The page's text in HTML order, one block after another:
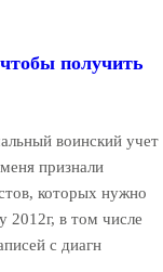
получить
воинский учет
признали
которых нужно
в том числе
с диагн